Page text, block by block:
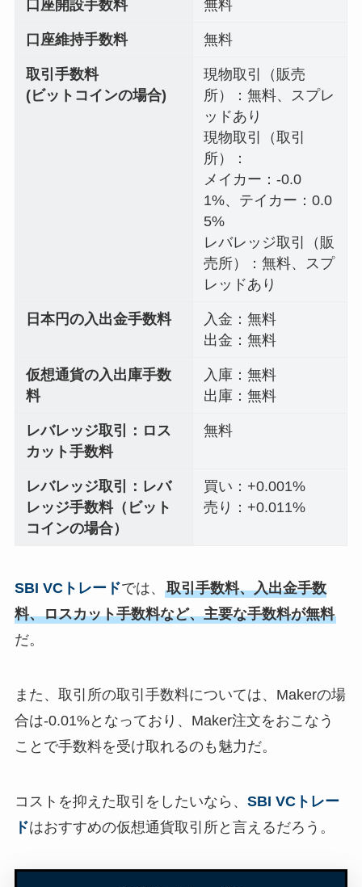
口座開設手数料 無料
口座維持手数料 無料
取引手数料
(ビットコインの場合)
現物取引（販売
所）：無料、スプレ
ッドあり
現物取引（取引
所）：
メイカー：-0.0
1%、テイカー：0.0
5%
レバレッジ取引（販
売所）：無料、スプ
レッドあり
日本円の入出金手数料
入金：無料
出金：無料
仮想通貨の入出庫手数
料
入庫：無料
出庫：無料
レバレッジ取引：ロス
カット手数料
無料
レバレッジ取引：レバ
レッジ手数料（ビット
コインの場合）
買い：+0.001%
売り：+0.011%
SBI VCトレードでは、 取引手数料、入出金手数
料、ロスカット手数料など、主要な手数料が無料
だ。
また、取引所の取引手数料については、Makerの場
合は-0.01%となっており、Maker注文をおこなう
ことで手数料を受け取れるのも魅力だ。
コストを抑えた取引をしたいなら、 SBI VCトレー
ドはおすすめの仮想通貨取引所と言えるだろう。